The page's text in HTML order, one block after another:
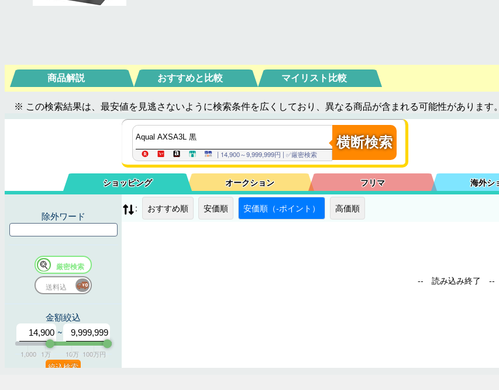
商品解説 おすすめと比較 マイリスト比較
※ この検索結果は、最安値を見逃さないように検索条件を広くしており、異なる商品が含まれる可能性があります。